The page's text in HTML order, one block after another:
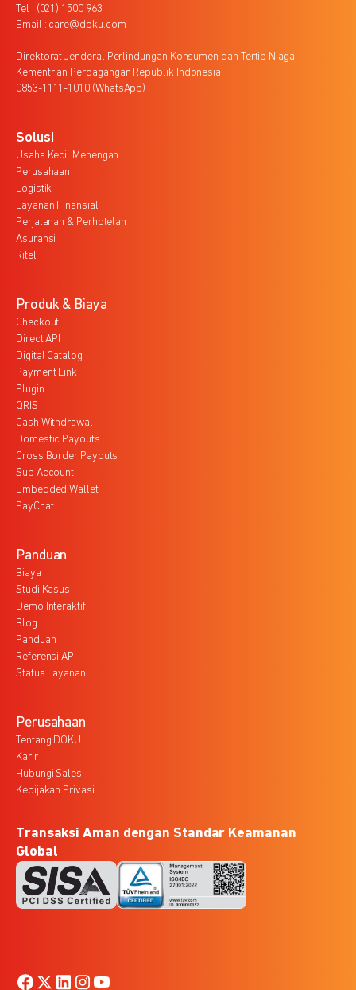
Tel : (021) 1500 963
Email : care@doku.com
Direktorat Jenderal Perlindungan Konsumen dan Tertib Niaga,
Kementrian Perdagangan Republik Indonesia,
0853-1111-1010 (WhatsApp)
Solusi
Usaha Kecil Menengah
Perusahaan
Logistik
Layanan Finansial
Perjalanan & Perhotelan
Asuransi
Ritel
Produk & Biaya
Checkout
Direct API
Digital Catalog
Payment Link
Plugin
QRIS
Cash Withdrawal
Domestic Payouts
Cross Border Payouts
Sub Account
Embedded Wallet
PayChat
Panduan
Biaya
Studi Kasus
Demo Interaktif
Blog
Panduan
Referensi API
Status Layanan
Perusahaan
Tentang DOKU
Karir
Hubungi Sales
Kebijakan Privasi
Transaksi Aman dengan Standar Keamanan
Global